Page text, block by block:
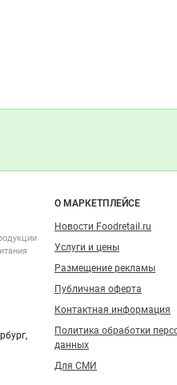
Навигация по
О МАРКЕТПЛЕЙСЕ
Новости Foodretail.ru
Услуги и цены
Размещение рекламы
Публичная оферта
Контактная информация
Политика обработки
данных
Для СМИ